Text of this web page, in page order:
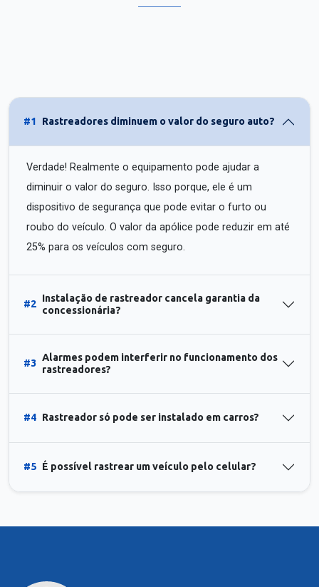
#1 Rastreadores diminuem o valor do seguro auto?
Verdade! Realmente o equipamento pode ajudar a
diminuir o valor do seguro. Isso porque, ele é um
dispositivo de segurança que pode evitar o furto ou
roubo do veículo. O valor da apólice pode reduzir em até
25% para os veículos com seguro.
#2
Instalação de rastreador cancela garantia da
concessionária?
#3
Alarmes podem interferir no funcionamento dos
rastreadores?
#4 Rastreador só pode ser instalado em carros?
#5 É possível rastrear um veículo pelo celular?